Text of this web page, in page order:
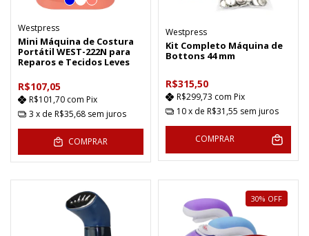
Westpress
Mini Máquina de Costura
Portátil WEST-222N para
Reparos e Tecidos Leves
R$107,05
R$101,70 com Pix
3 x de R$35,68 sem juros
COMPRAR
Westpress
Kit Completo Máquina de
Bottons 44 mm
R$315,50
R$299,73 com Pix
10x de R$31,55 sem juros
COMPRAR
30% OFF